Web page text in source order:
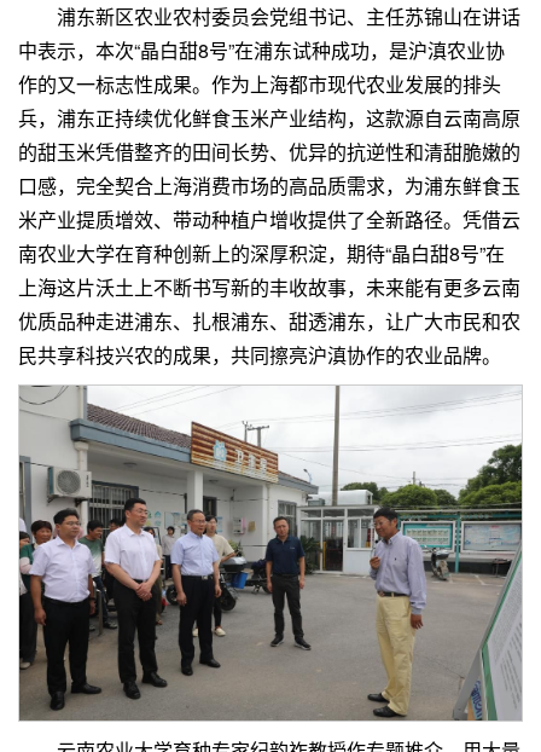
浦东新区农业农村委员会党组书记、主任苏锦山在讲话
中表示，本次“晶白甜8号”在浦东试种成功，是沪滇农业协
作的又一标志性成果。作为上海都市现代农业发展的排头
兵，浦东正持续优化鲜食玉米产业结构，这款源自云南高原
的甜玉米凭借整齐的田间长势、优异的抗逆性和清甜脆嫩的
口感，完全契合上海消费市场的高品质需求，为浦东鲜食玉
米产业提质增效、带动种植户增收提供了全新路径。凭借云
南农业大学在育种创新上的深厚积淀，期待“晶白甜8号”在
上海这片沃土上不断书写新的丰收故事，未来能有更多云南
优质品种走进浦东、扎根浦东、甜透浦东，让广大市民和农
民共享科技兴农的成果，共同擦亮沪滇协作的农业品牌。